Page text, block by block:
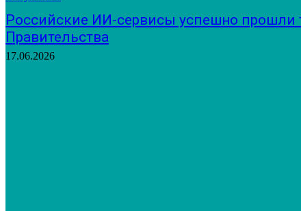
Российские ИИ-сервисы успешно прошли
Правительства
17.06.2026